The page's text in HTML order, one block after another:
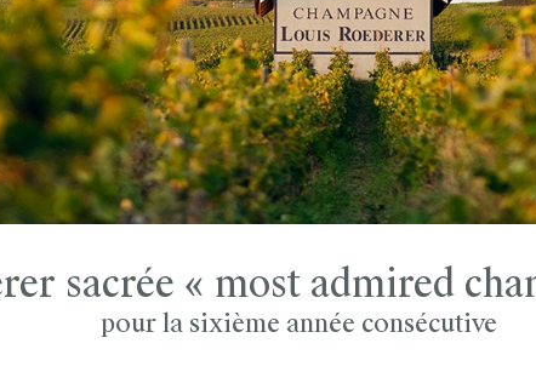
sacrée « most admired
pour la sixième année consécutive